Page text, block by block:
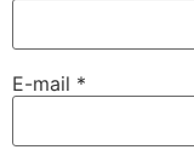
E-mail *